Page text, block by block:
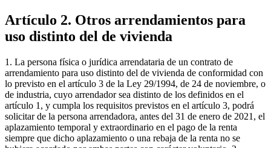
Artículo 2. Otros arrendamientos para
uso distinto del de vivienda
1. La persona física o jurídica arrendataria de un contrato de
arrendamiento para uso distinto del de vivienda de conformidad con
lo previsto en el artículo 3 de la Ley 29/1994, de 24 de noviembre, o
de industria, cuyo arrendador sea distinto de los definidos en el
artículo 1, y cumpla los requisitos previstos en el artículo 3, podrá
solicitar de la persona arrendadora, antes del 31 de enero de 2021, el
aplazamiento temporal y extraordinario en el pago de la renta
siempre que dicho aplazamiento o una rebaja de la renta no se